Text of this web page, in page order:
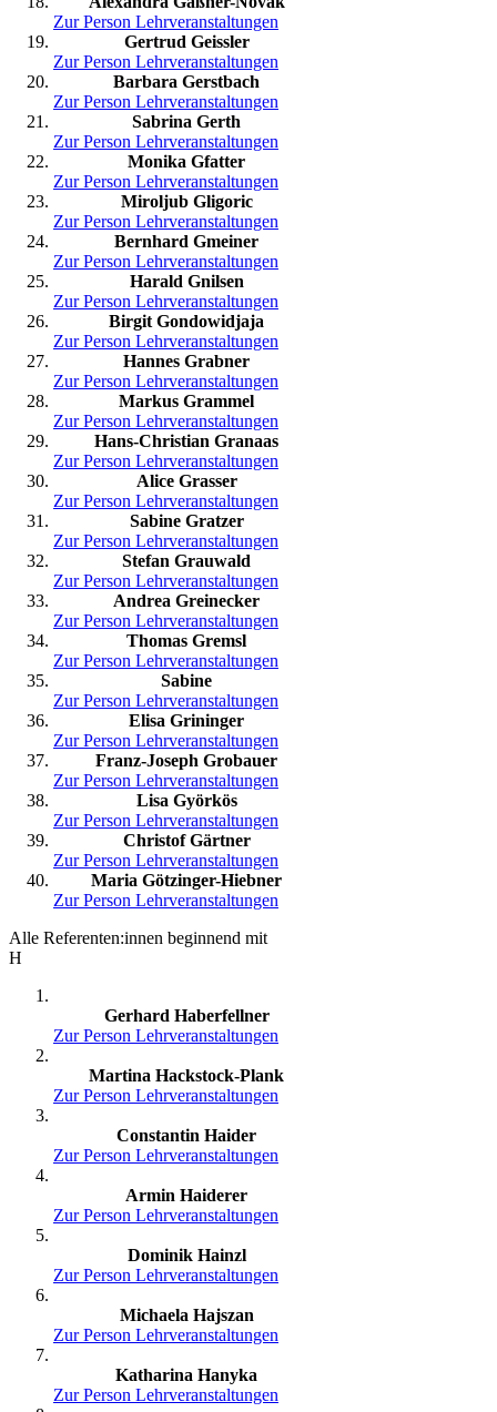
Zur Person Lehrveranstaltungen
Gertrud Geissler
Zur Person Lehrveranstaltungen
Barbara Gerstbach
Zur Person Lehrveranstaltungen
Sabrina Gerth
Zur Person Lehrveranstaltungen
Monika Gfatter
Zur Person Lehrveranstaltungen
Miroljub Gligoric
Zur Person Lehrveranstaltungen
Bernhard Gmeiner
Zur Person Lehrveranstaltungen
Harald Gnilsen
Zur Person Lehrveranstaltungen
Birgit Gondowidjaja
Zur Person Lehrveranstaltungen
Hannes Grabner
Zur Person Lehrveranstaltungen
Markus Grammel
Zur Person Lehrveranstaltungen
Hans-Christian Granaas
Zur Person Lehrveranstaltungen
Alice Grasser
Zur Person Lehrveranstaltungen
Sabine Gratzer
Zur Person Lehrveranstaltungen
Stefan Grauwald
Zur Person Lehrveranstaltungen
Andrea Greinecker
Zur Person Lehrveranstaltungen
Thomas Gremsl
Zur Person Lehrveranstaltungen
Sabine
Zur Person Lehrveranstaltungen
Elisa Grininger
Zur Person Lehrveranstaltungen
Franz-Joseph Grobauer
Zur Person Lehrveranstaltungen
Lisa Györkös
Zur Person Lehrveranstaltungen
Christof Gärtner
Zur Person Lehrveranstaltungen
Maria Götzinger-Hiebner
Zur Person Lehrveranstaltungen
Alle Referenten:innen beginnend mit
H
Gerhard Haberfellner
Zur Person Lehrveranstaltungen
Martina Hackstock-Plank
Zur Person Lehrveranstaltungen
Constantin Haider
Zur Person Lehrveranstaltungen
Armin Haiderer
Zur Person Lehrveranstaltungen
Dominik Hainzl
Zur Person Lehrveranstaltungen
Michaela Hajszan
Zur Person Lehrveranstaltungen
Katharina Hanyka
Zur Person Lehrveranstaltungen